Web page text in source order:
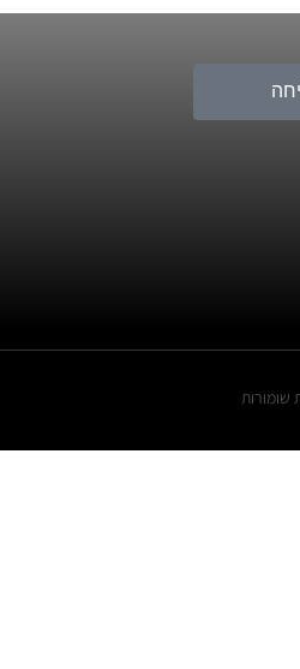
שומורות